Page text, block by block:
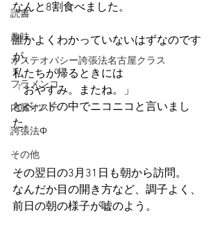
読書
趣味
オステオパシー誇張法名古屋クラス
フラメンコ
内臓オステ
誇張法Φ
その他
なんと8割食べました。
誰かよくわかっていないはずなのです
が、
私たちが帰るときには
「おやすみ。またね。」
とベッドの中でニコニコと言いまし
た。
その翌日の3月31日も朝から訪問。
なんだか目の開き方など、調子よく、
前日の朝の様子が嘘のよう。